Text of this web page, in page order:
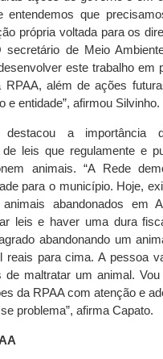
entendemos que
própria voltada para os
secretário de Meio
este trabalho em
RPAA, além de ações
e entidade”, afirmou Silvinho.
destacou a importância
de leis que regulamente e
animais. “A Rede
para o município. Hoje,
abandonados em
leis e haver uma dura
abandonando um
reais para cima. A pessoa
de maltratar um animal. Vou
da RPAA com atenção e
problema”, afirma Capato.